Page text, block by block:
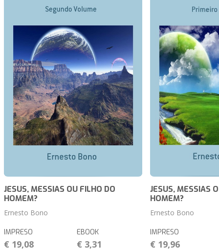
JESUS, MESSIAS OU FILHO DO
HOMEM?
Ernesto Bono
IMPRESO
€ 19,08
EBOOK
€ 3,31
JESUS, MESSIAS
HOMEM?
Ernesto Bono
IMPRESO
€ 19,96